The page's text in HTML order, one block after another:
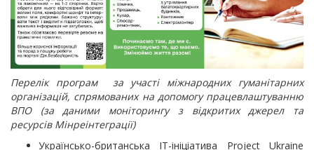
Перелік програм за участі міжнародних гуманітарних
організацій, спрямованих на допомогу працевлаштуванню
ВПО (за даними моніторингу з відкритих джерел та
ресурсів Мінреінтеграції)
Українсько-британська IT-ініціатива Project Ukraine